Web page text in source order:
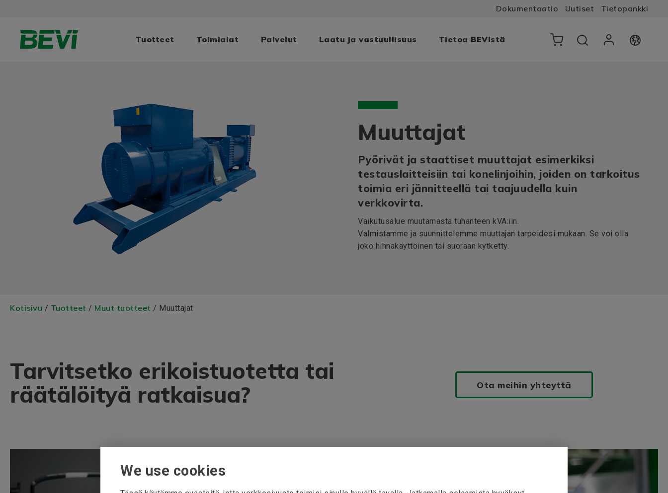
We use cookies
Dokumentaatio Uutiset Tietopankki
Tuotteet Toimialat Palvelut Laatu ja vastuullisuus Tietoa BEVIstä
Muuttajat
Pyörivät ja staattiset muuttajat esimerkiksi
testauslaitteisiin tai konelinjoihin, joiden on tarkoitus
toimia eri jännitteellä tai taajuudella kuin
verkkovirta.
Vaikutusalue muutamasta tuhanteen kVA:iin.
Valmistamme ja suunnittelemme muuttajan tarpeidesi mukaan. Se voi olla
joko hihnakäyttöinen tai suoraan kytketty.
Kotisivu / Tuotteet / Muut tuotteet / Muuttajat
Tarvitsetko erikoistuotetta tai
räätälöityä ratkaisua?
Ota meihin yhteyttä